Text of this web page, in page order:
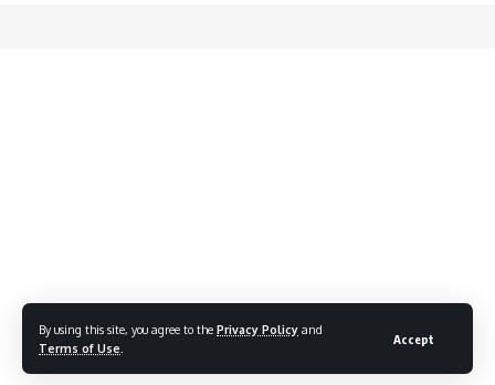
By using this site, you agree to the Privacy Policy and
Terms of Use
Accept